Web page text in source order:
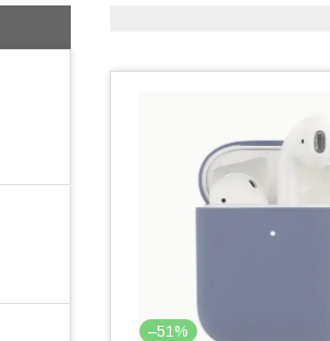
–51%